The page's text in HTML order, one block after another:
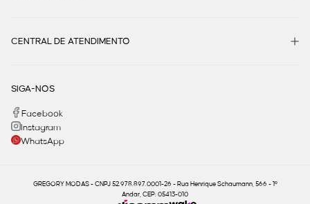
CENTRAL DE ATENDIMENTO
SIGA-NOS
Facebook
Instagram
WhatsApp
GREGORY MODAS - CNPJ 52.978.897.0001-26 - Rua Henrique Schaumann, 566 - 1º
Andar, CEP: 05413-010